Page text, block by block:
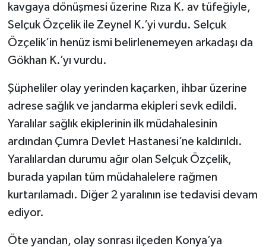
kavgaya dönüşmesi üzerine Rıza K. av tüfeğiyle,
Selçuk Özçelik ile Zeynel K.’yi vurdu. Selçuk
Özçelik’in henüz ismi belirlenemeyen arkadaşı da
Gökhan K.’yı vurdu.
Şüpheliler olay yerinden kaçarken, ihbar üzerine
adrese sağlık ve jandarma ekipleri sevk edildi.
Yaralılar sağlık ekiplerinin ilk müdahalesinin
ardından Çumra Devlet Hastanesi’ne kaldırıldı.
Yaralılardan durumu ağır olan Selçuk Özçelik,
burada yapılan tüm müdahalelere rağmen
kurtarılamadı. Diğer 2 yaralının ise tedavisi devam
ediyor.
Öte yandan, olay sonrası ilçeden Konya’ya